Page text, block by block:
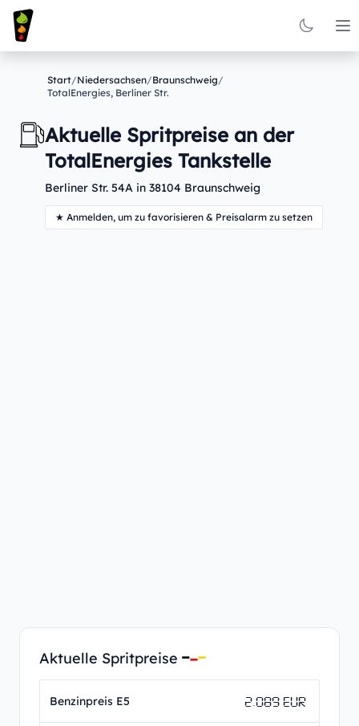
Start/Niedersachsen/Braunschweig/
TotalEnergies, Berliner Str.
Aktuelle Spritpreise an der
TotalEnergies Tankstelle
Berliner Str. 54A in 38104 Braunschweig
★ Anmelden, um zu favorisieren & Preisalarm zu setzen
Aktuelle Spritpreise
Benzinpreis E5 2.089 EUR